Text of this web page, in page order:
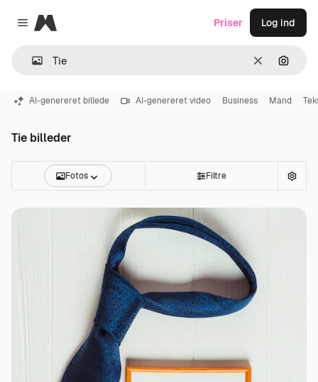
Close menu
Magnific
Klar Søg
Priser Log ind
AI-genereret billede AI-genereret video Business Mand
Tie billeder
Fotos Filtre